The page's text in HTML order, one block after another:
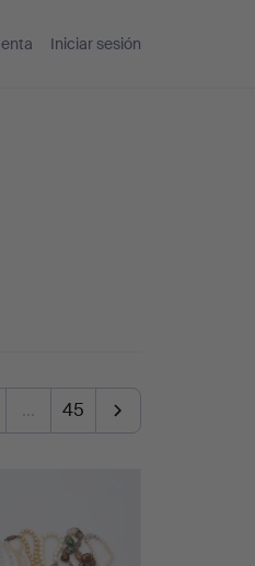
Iniciar sesión
… 45